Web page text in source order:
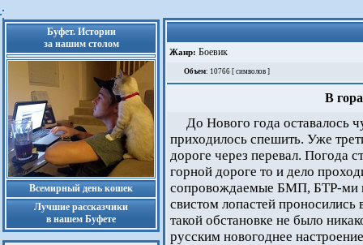
Буфет. Истории
за нашим столом
Всемирный день кошек
Лучшие рассказчики
в нашем Буфете
Жанр: Боевик
Объем: 10766 [ символов ]
В
До Нового года оставалось
приходилось спешить. Уже
дороге через перевал. Погода
горной дороге то и дело
сопровождаемые БМП, БТР-ми
свистом лопастей
такой обстановке не было
русским новогоднее